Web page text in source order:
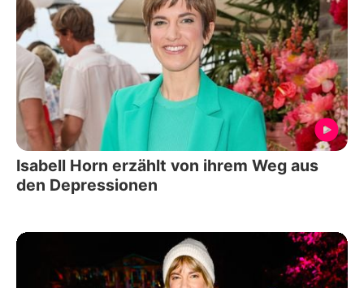
Isabell Horn erzählt von ihrem Weg aus
den Depressionen